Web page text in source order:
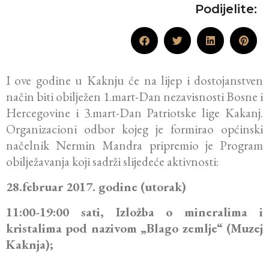
Podijelite:
I ove godine u Kaknju će na lijep i dostojanstven
način biti obilježen 1.mart-Dan nezavisnostiBosne i
Hercegovine i 3.mart-Dan Patriotske lige Kakanj.
Organizacioni odbor kojeg je formirao općinski
načelnik Nermin Mandra pripremio je Program
obilježavanjakoji sadrži slijedeće aktivnosti:
28.februar 2017. godine (utorak)
11:00-19:00 sati, Izložba o mineralima i
kristalima pod nazivom „Blago zemlje“ (Muzej
Kaknja);